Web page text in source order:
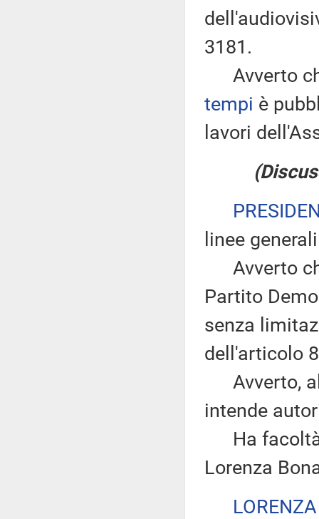
3181.
Avverto
tempi è
lavori
linee
Avverto
Partito
senza
dell'articolo
Avverto,
intende
Ha facoltà
Lorenza